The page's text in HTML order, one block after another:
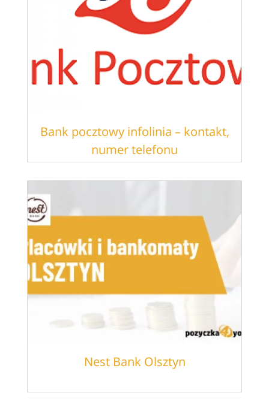
Bank pocztowy infolinia – kontakt,
numer telefonu
Nest Bank Olsztyn